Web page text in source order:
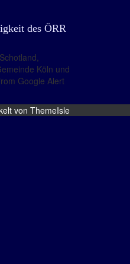
des ÖRR
Köln und
Google Alert
von ThemeIsle